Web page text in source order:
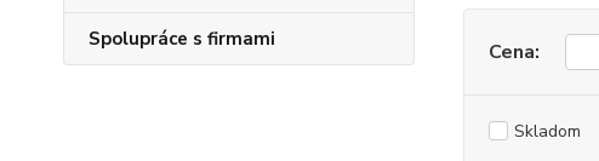
Spolupráce s firmami Cena:
Skladom